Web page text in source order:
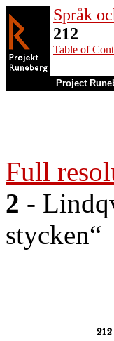
Språk
212
Table of
Project
Full
2 -
stycken“